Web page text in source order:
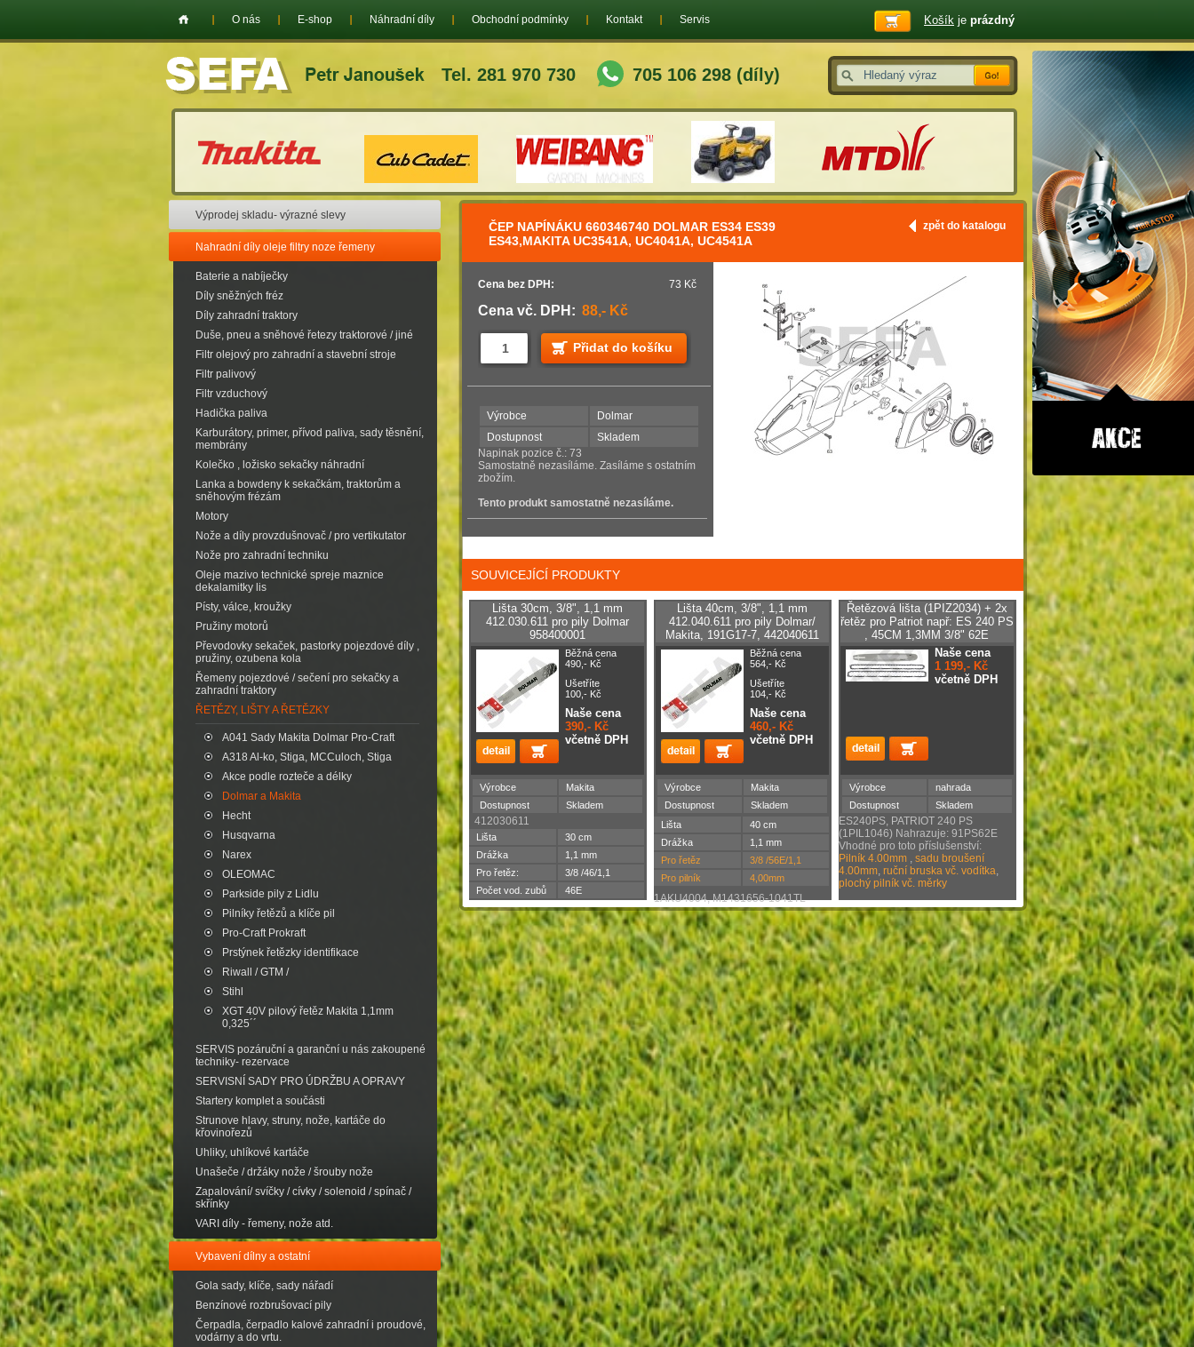
Tel. 281 970 730 705 106 298 (díly)
O nás E-shop Náhradní díly Obchodní podmínky Kontakt Servis Košík je prázdný
Výprodej skladu- výrazné slevy
Nahradní díly oleje filtry noze řemeny
Baterie a nabíječky
Díly sněžných fréz
Díly zahradní traktory
Duše, pneu a sněhové řetezy traktorové / jiné
Filtr olejový pro zahradní a stavební stroje
Filtr palivový
Filtr vzduchový
Hadička paliva
Karburátory, primer, přívod paliva, sady těsnění,
membrány
Kolečko , ložisko sekačky náhradní
Lanka a bowdeny k sekačkám, traktorům a
sněhovým frézám
Motory
Nože a díly provzdušnovač / pro vertikutator
Nože pro zahradní techniku
Oleje mazivo technické spreje maznice
dekalamitky lis
Písty, válce, kroužky
Pružiny motorů
Převodovky sekaček, pastorky pojezdové díly ,
pružiny, ozubena kola
Řemeny pojezdové / sečení pro sekačky a
zahradní traktory
ŘETĚZY, LIŠTY A ŘETĚZKY
A041 Sady Makita Dolmar Pro-Craft
A318 Al-ko, Stiga, MCCuloch, Stiga
Akce podle rozteče a délky
Dolmar a Makita
Hecht
Husqvarna
Narex
OLEOMAC
Parkside pily z Lidlu
Pilníky řetězů a klíče pil
Pro-Craft Prokraft
Prstýnek řetězky identifikace
Riwall / GTM /
Stihl
XGT 40V pilový řetěz Makita 1,1mm
0,325´´
SERVIS pozáruční a garanční u nás zakoupené
techniky- rezervace
SERVISNÍ SADY PRO ÚDRŽBU A OPRAVY
Startery komplet a součásti
Strunove hlavy, struny, nože, kartáče do
křovinořezů
Uhliky, uhlíkové kartáče
Unašeče / držáky nože / šrouby nože
Zapalování/ svíčky / cívky / solenoid / spínač /
skřínky
VARI díly - řemeny, nože atd.
Vybavení dílny a ostatní
Gola sady, klíče, sady nářadí
Benzínové rozbrušovací pily
Čerpadla, čerpadlo kalové zahradní i proudové,
vodárny a do vrtu.
zpět do katalogu
ČEP NAPÍNÁKU 660346740 DOLMAR ES34 ES39
ES43,MAKITA UC3541A, UC4041A, UC4541A
Cena bez DPH: 73 Kč
Cena vč. DPH: 88,- Kč
Přidat do košíku
Výrobce
Dolmar
Dostupnost
Skladem
Napinak pozice č.: 73
Samostatně nezasíláme. Zasíláme s ostatním
zbožím.
Tento produkt samostatně nezasíláme.
SOUVICEJÍCÍ PRODUKTY
Lišta 30cm, 3/8", 1,1 mm
412.030.611 pro pily Dolmar
958400001
Běžná cena
490,- Kč
Ušetříte
100,- Kč
Naše cena
390,- Kč
včetně DPH
Výrobce
Makita
Dostupnost
Skladem
412030611
Lišta
30 cm
Drážka
1,1 mm
Pro řetěz:
3/8 /46/1,1
Počet vod. zubů
46E
Lišta 40cm, 3/8", 1,1 mm
412.040.611 pro pily Dolmar/
Makita, 191G17-7, 442040611
Běžná cena
564,- Kč
Ušetříte
104,- Kč
Naše cena
460,- Kč
včetně DPH
Výrobce
Makita
Dostupnost
Skladem
Lišta
40 cm
Drážka
1,1 mm
Pro řetěz
3/8 /56E/1,1
Pro pilník
4,00mm
1AKU4004, M1431656-1041TL
Řetězová lišta (1PIZ2034) + 2x
řetěz pro Patriot např: ES 240 PS
, 45CM 1,3MM 3/8" 62E
Naše cena
1 199,- Kč
včetně DPH
Výrobce
nahrada
Dostupnost
Skladem
ES240PS, PATRIOT 240 PS
(1PIL1046) Nahrazuje: 91PS62E
Vhodné pro toto příslušenství:
Pilník 4.00mm, sadu broušení
4.00mm, ruční bruska vč. vodítka,
plochý pilník vč. měrky